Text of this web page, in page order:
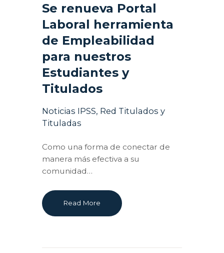
Se renueva Portal
Laboral herramienta
de Empleabilidad
para nuestros
Estudiantes y
Titulados
Noticias IPSS, Red Titulados y
Tituladas
Como una forma de conectar de
manera más efectiva a su
comunidad…
Read More